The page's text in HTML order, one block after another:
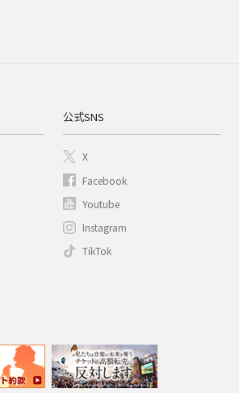
公式SNS
X
Facebook
Youtube
Instagram
TikTok